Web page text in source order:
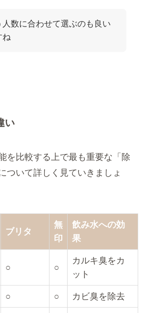
人数に合わせて選ぶのも良い
ね
い
を比較する上で最も重要な「除
ついて詳しく見ていきましょ
ブリタ
無
印
飲み水への効
果
○ ○
カルキ臭をカ
ット
○ ○ カビ臭を除去